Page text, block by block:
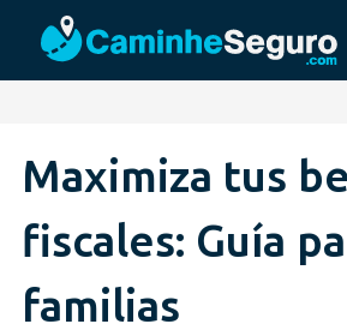
Maximiza tus
fiscales: Guía
familias